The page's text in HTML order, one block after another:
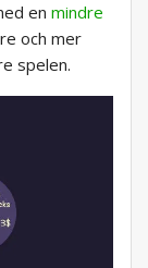
en mindre
och mer
spelen.